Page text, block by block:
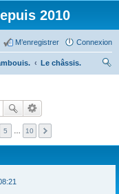
2010
Connexion
M’enregistrer
Le châssis.
5 10